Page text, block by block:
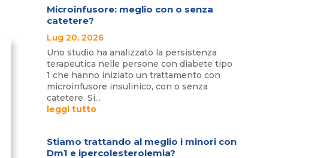
Microinfusore: meglio con o senza
catetere?
Lug 20, 2026
Uno studio ha analizzato la persistenza
terapeutica nelle persone con diabete tipo
1 che hanno iniziato un trattamento con
microinfusore insulinico, con o senza
catetere. Si...
leggi tutto
Stiamo trattando al meglio i minori con
Dm1 e ipercolesterolemia?